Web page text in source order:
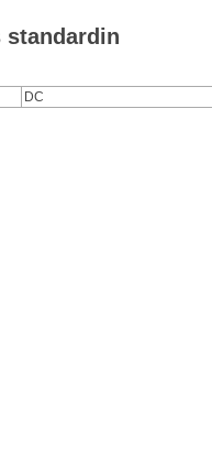
standardin
DC